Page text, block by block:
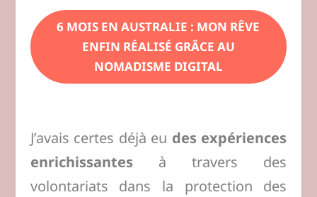
6 MOIS EN AUSTRALIE : MON RÊVE
ENFIN RÉALISÉ GRÂCE AU
NOMADISME DIGITAL
J’avais certes déjà eu des expériences
enrichissantes à travers des
volontariats dans la protection des